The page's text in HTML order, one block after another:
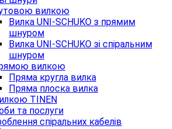
вилкою
Вилка UNI-SCHUKO з прямим
шнуром
Вилка UNI-SCHUKO зі спіральним
шнуром
вилкою
Пряма кругла вилка
Пряма плоска вилка
TINEN
та послуги
спіральних кабелів